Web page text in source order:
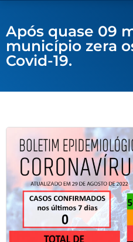
Após quase 09
município zera
Covid-19.